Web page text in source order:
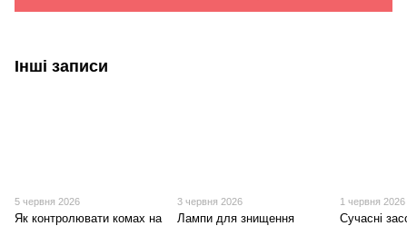
Інші записи
5 червня 2026
Як контролювати комах на
3 червня 2026
Лампи для знищення
1 червня 2026
Сучасні